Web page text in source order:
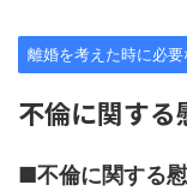
離婚を考えた時に必要
不倫に関する
■不倫に関する